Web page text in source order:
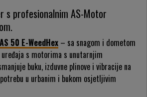
s profesionalnim AS-Motor
AS 50 E-WeedHex – sa snagom i dometom
s motorima s unutarnjim
buku, izduvne plinove i vibracije na
u urbanim i bukom osjetljivim